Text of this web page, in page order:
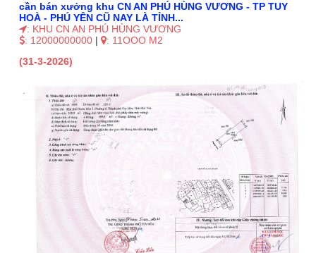
cần bán xưởng khu CN AN PHÚ HÙNG VƯƠNG - TP TUY
HOÀ - PHÚ YÊN CŨ NAY LÀ TỈNH...
: KHU CN AN PHÚ HÙNG VƯƠNG
: 12000000000 | : 11OOO M2
(31-3-2026)